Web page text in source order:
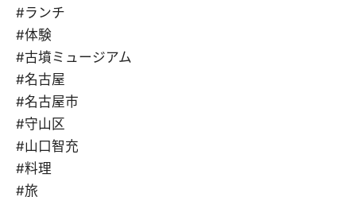
#ランチ
#体験
#古墳ミュージアム
#名古屋
#名古屋市
#守山区
#山口智充
#料理
#旅